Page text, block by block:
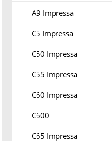
A9 Impressa
C5 Impressa
C50 Impressa
C55 Impressa
C60 Impressa
C600
C65 Impressa